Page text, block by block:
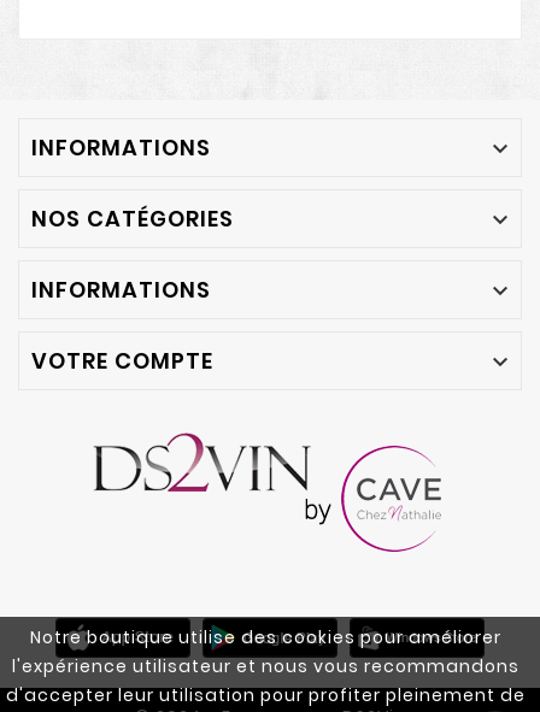
Notre boutique utilise des cookies pour améliorer
l'expérience utilisateur et nous vous recommandons
d'accepter leur utilisation pour profiter pleinement de
INFORMATIONS 
NOS CATÉGORIES 
INFORMATIONS 
VOTRE COMPTE 